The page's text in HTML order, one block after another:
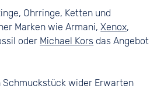
Ohrringe, Ketten und
Marken wie Armani,Xenox,
oder Michael Kors das Angebot
Schmuckstück wider Erwarten